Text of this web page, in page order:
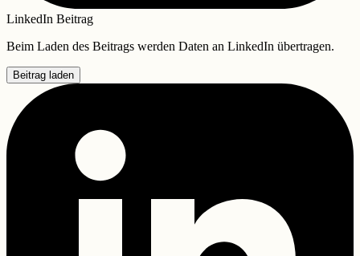
LinkedIn Beitrag
Beim Laden des Beitrags werden Daten an LinkedIn übertragen.
Beitrag laden